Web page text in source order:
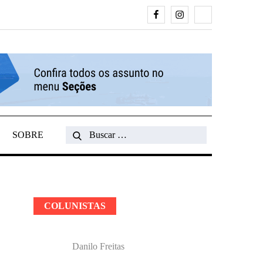
FacebookInstagram
SOBRE
Search
Search
COLUNISTAS
Danilo Freitas